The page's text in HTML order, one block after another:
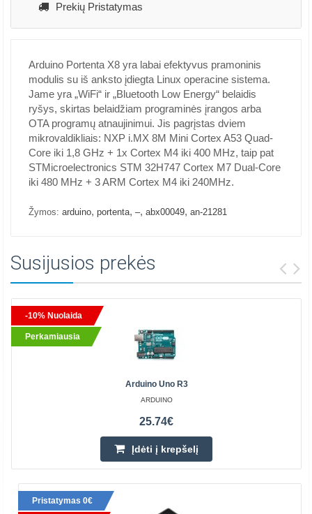
Prekių Pristatymas
Arduino Portenta X8 yra labai efektyvus pramoninis
modulis su iš anksto įdiegta Linux operacine sistema.
Jame yra „WiFi“ ir „Bluetooth Low Energy“ belaidis
ryšys, skirtas belaidžiam programinės įrangos arba
OTA programų atnaujinimui. Jis pagrįstas dviem
mikrovaldikliais: NXP i.MX 8M Mini Cortex A53 Quad-
Core iki 1,8 GHz + 1x Cortex M4 iki 400 MHz, taip pat
STMicroelectronics STM 32H747 Cortex M7 Dual-Core
iki 480 MHz + 3 ARM Cortex M4 iki 240MHz.
Žymos: arduino, portenta, –, abx00049, an-21281
Susijusios prekės
-10% Nuolaida
Perkamiausia
Arduino Uno R3
ARDUINO
25.74€
Įdėti į krepšelį
Pristatymas 0€